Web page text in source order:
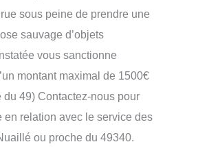
sous peine de prendre une
sauvage d’objets
vous sanctionne
montant maximal de 1500€
du 49) Contactez-nous pour
en relation avec le service des
ou proche du 49340.